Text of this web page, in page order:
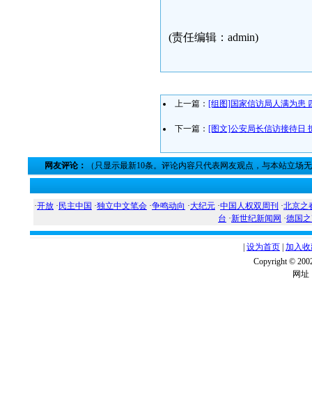
(责任编辑：admin)
上一篇： [组图]国家信访局人满为患
下一篇： [图文]公安局长信访接待日
网友评论： （只显示最新10条。评论内容只代表网友观点，与本站立场
·开放 · 民主中国 ·独立中文笔会 ·争鸣动向 ·大纪元 ·中国人权双周刊 ·北京之
台 ·新世纪新闻网 ·德国
设为首页 加入
Copyright ©
网址